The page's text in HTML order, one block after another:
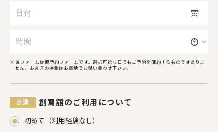
当フォームは仮予約フォームです。選択可能な日でもご予約を確約するものではありま
せん。お急ぎの場合はお電話でお問い合わせ下さい。
創寫舘のご利用について
初めて（利用経験なし）